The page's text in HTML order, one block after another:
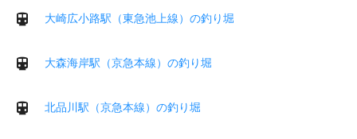
大崎広小路駅（東急池上線）の釣り堀
大森海岸駅（京急本線）の釣り堀
北品川駅（京急本線）の釣り堀